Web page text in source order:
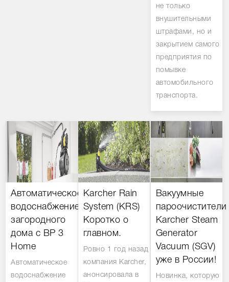
не только
внушительными
штрафами, но и
закрытием самого
предприятия по
помывке
автомобильного
транспорта.
Автоматическое
водоснабжение
загородного
дома с BP 3
Home
Автоматическое
водоснабжение
Karcher Rain
System (KRS)
Коротко о
главном.
Ровно 1 год назад
компания Karcher,
анонсировала в
Вакуумные
пароочистители
Karcher Steam
Generator
Vacuum (SGV)
уже в России!
Новинка, которую